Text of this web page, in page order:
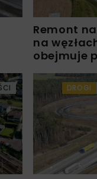
Remont
na
obejmuje
DROGI